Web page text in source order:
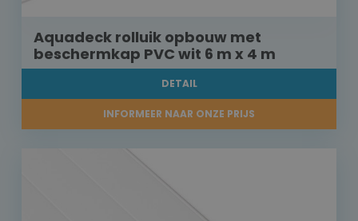
Aquadeck rolluik opbouw met
beschermkap PVC wit 6 m x 4 m
DETAIL
INFORMEER NAAR ONZE PRIJS